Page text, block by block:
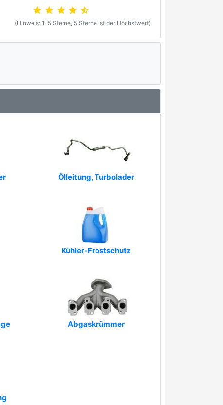
star star star star star_half
(Hinweis: 1-5 Sterne, 5 Sterne ist der Höchstwert)
Ölleitung, Turbolader
Kühler-Frostschutz
Abgaskrümmer